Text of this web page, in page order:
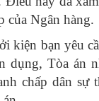
của Ngân hàng.
kiện bạn yêu
dụng, Tòa án
chấp dân sự